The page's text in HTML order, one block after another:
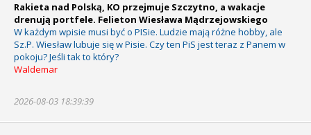
Rakieta nad Polską, KO przejmuje Szczytno, a wakacje
drenują portfele. Felieton Wiesława Mądrzejowskiego
W każdym wpisie musi być o PISie. Ludzie mają różne hobby, ale
Sz.P. Wiesław lubuje się w Pisie. Czy ten PiS jest teraz z Panem w
pokoju? Jeśli tak to który?
Waldemar
2026-08-03 18:39:39